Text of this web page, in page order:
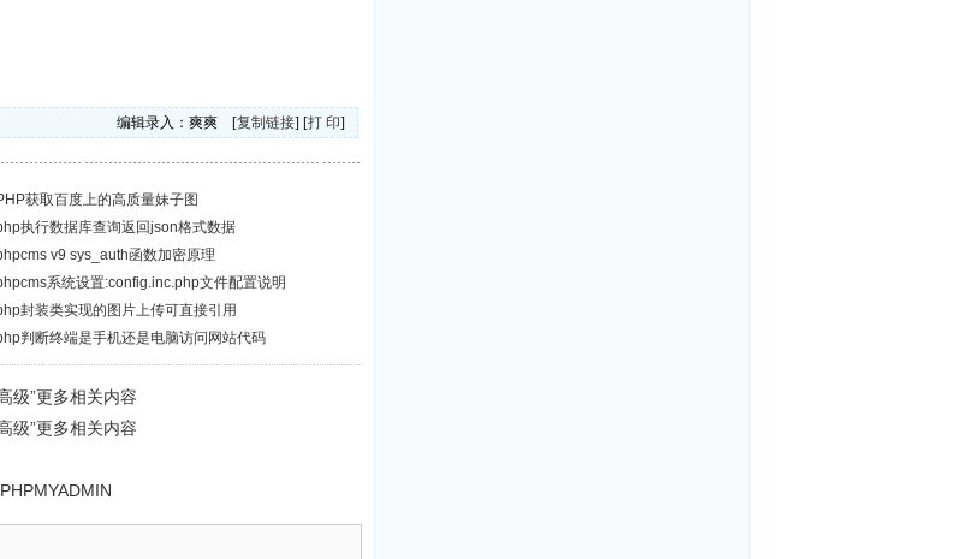
编辑录入：爽爽 [复制链接] [打 印]
获取百度上的高质量妹子图
执行数据库查询返回json格式数据
v9 sys_auth函数加密原理
系统设置:config.inc.php文件配置说明
封装类实现的图片上传可直接引用
判断终端是手机还是电脑访问网站代码
级”更多相关内容
级”更多相关内容